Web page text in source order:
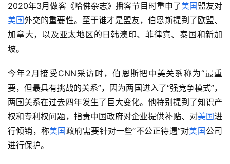
2020年3月做客《哈佛杂志》播客节目时重申了美国盟友对
美国外交的重要性。至于谁才是盟友，伯恩斯提到了欧盟、
加拿大，以及亚太地区的日韩澳印、菲律宾、泰国和新加
坡。
今年2月接受CNN采访时，伯恩斯把中美关系称为“最重
要，但最具有挑战的关系”，因为两国进入了“强竞争模式”，
两国关系在过去四年发生了巨大变化。他特别提到了知识产
权和专利权问题，指责中国政府对企业提供补贴、对美国进
行倾销，称美国政府需要针对一些“不公正待遇”对美国公司
进行保护。